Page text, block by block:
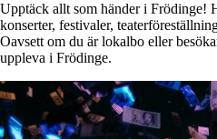
Upptäck allt som händer i Frödinge!
konserter, festivaler,
Oavsett om du är lokalbo eller
uppleva i Frödinge.